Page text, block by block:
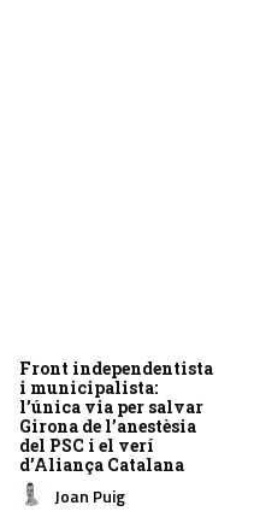
Front independentista
i municipalista:
l’única via per salvar
Girona de l’anestèsia
del PSC i el verí
d’Aliança Catalana
Joan Puig